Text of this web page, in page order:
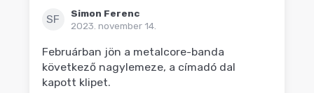
SF
Simon Ferenc
2023. november 14.
Februárban jön a metalcore-banda
következő nagylemeze, a címadó dal
kapott klipet.